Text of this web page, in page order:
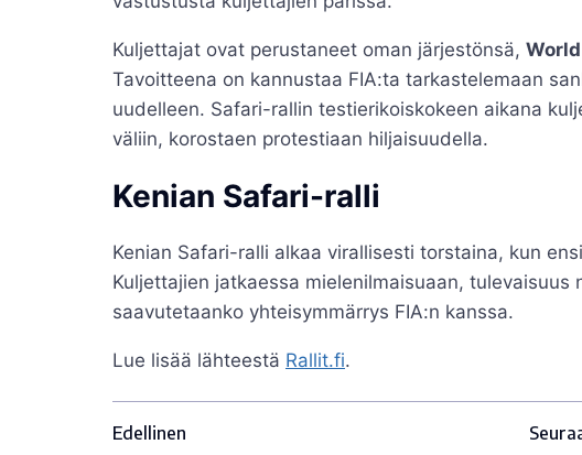
Kuljettajat ovat perustaneet oman järjestönsä,
Tavoitteena on kannustaa FIA:ta tarkastelemaan
uudelleen. Safari-rallin testierikoiskokeen aikana
väliin, korostaen protestiaan hiljaisuudella.
Kenian Safari-ralli
Kenian Safari-ralli alkaa virallisesti torstaina, kun
Kuljettajien jatkaessa mielenilmaisuaan,
saavutetaanko yhteisymmärrys FIA:n kanssa.
Lue lisää lähteestä Rallit.fi.
Edellinen